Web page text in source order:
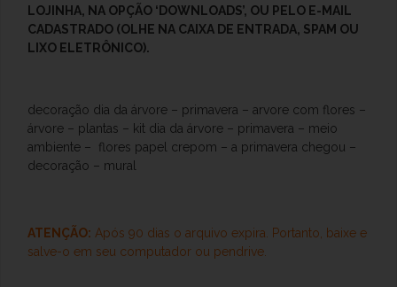
LOJINHA, NA OPÇÃO ‘DOWNLOADS’, OU PELO E-MAIL
CADASTRADO (OLHE NA CAIXA DE ENTRADA, SPAM OU
LIXO ELETRÔNICO).
decoração dia da árvore – primavera – arvore com flores –
árvore – plantas – kit dia da árvore – primavera – meio
ambiente – flores papel crepom – a primavera chegou –
decoração – mural
ATENÇÃO: Após 90 dias o arquivo expira. Portanto, baixe e
salve-o em seu computador ou pendrive.